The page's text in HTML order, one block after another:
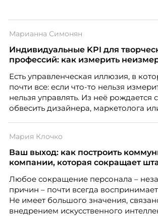
Марианна Симонян
Индивидуальные KPI для
профессий: как измерить
Есть управленческая иллюзия, в
почти все: если что-то нельзя
нельзя управлять. Из неё рождается
обвесить дизайнера, маркетолога
Проблема в том, что так мы измеряем
а движение. А творческая работа —
случай, где движение и результат
Мария Клочко
Ваш выход: как построить
компании, которая сокращает
Любое сокращение персонала –
причин – почти всегда
Не имеет большого значения,
внедрением искусственного